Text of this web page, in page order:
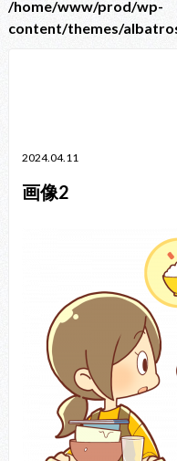
/home/www/prod/wp-
content/themes/
2024.04.11
画像2